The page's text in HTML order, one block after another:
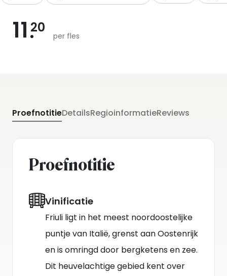
11 20
per fles
ProefnotitieDetailsRegioinformatieReviews
Proefnotitie
Vinificatie
Friuli ligt in het meest noordoostelijke
puntje van Italië, grenst aan Oostenrijk
en is omringd door bergketens en zee.
Dit heuvelachtige gebied kent over